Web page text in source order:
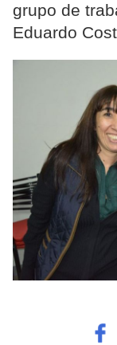
grupo de
Eduardo